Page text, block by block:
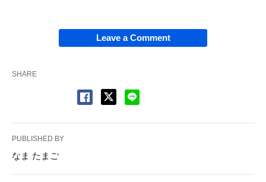
Leave a Comment
SHARE
PUBLISHED BY
なま たまご